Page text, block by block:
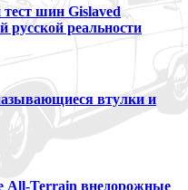
шин Gislaved
русской реальности
втулки и
All-Terrain внедорожные